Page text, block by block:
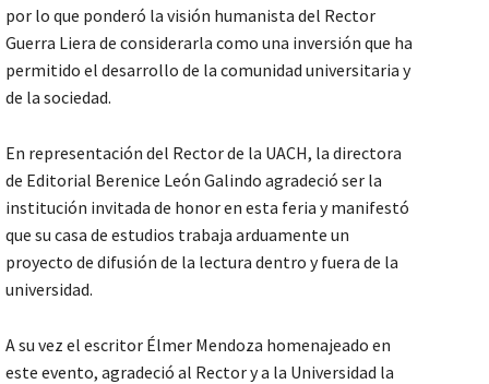
por lo que ponderó la visión humanista del Rector
Guerra Liera de considerarla como una inversión que ha
permitido el desarrollo de la comunidad universitaria y
de la sociedad.
En representación del Rector de la UACH, la directora
de Editorial Berenice León Galindo agradeció ser la
institución invitada de honor en esta feria y manifestó
que su casa de estudios trabaja arduamente un
proyecto de difusión de la lectura dentro y fuera de la
universidad.
A su vez el escritor Élmer Mendoza homenajeado en
este evento, agradeció al Rector y a la Universidad la